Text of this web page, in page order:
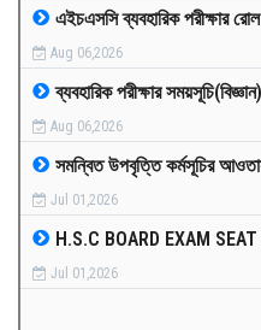
MEDIA
PAYMENT
CO-CURRICULUM
RESULTS
এইচএসসি ব্যবহারিক পরীক্ষার রোল
Aug 06,2026
ব্যবহারিক পরীক্ষার সময়সূচি(বিজ্ঞান)
Aug 06,2026
সমন্বিত উপবৃত্তি কর্মসূচির
Jul 01,2026
H.S.C BOARD EXAM
Jul 01,2026